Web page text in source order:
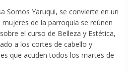
Somos Yaruqui, se convierte en un
de la parroquia se reúnen
el curso de Belleza y Estética,
a los cortes de cabello y
que acuden todos los martes de